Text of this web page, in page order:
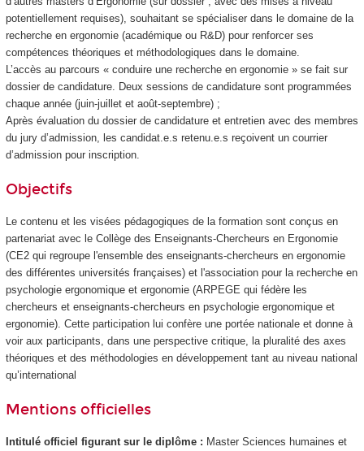
potentiellement requises), souhaitant se spécialiser dans le domaine de la
recherche en ergonomie (académique ou R&D) pour renforcer ses
compétences théoriques et méthodologiques dans le domaine.
L’accès au parcours « conduire une recherche en ergonomie » se fait sur
dossier de candidature. Deux sessions de candidature sont programmées
chaque année (juin-juillet et août-septembre) ;
Après évaluation du dossier de candidature et entretien avec des membres
du jury d’admission, les candidat.e.s retenu.e.s reçoivent un courrier
d’admission pour inscription.
Objectifs
Le contenu et les visées pédagogiques de la formation sont conçus en
partenariat avec le Collège des Enseignants-Chercheurs en Ergonomie
(CE2 qui regroupe l'ensemble des enseignants-chercheurs en ergonomie
des différentes universités françaises) et l'association pour la recherche en
psychologie ergonomique et ergonomie (ARPEGE qui fédère les
chercheurs et enseignants-chercheurs en psychologie ergonomique et
ergonomie). Cette participation lui confère une portée nationale et donne à
voir aux participants, dans une perspective critique, la pluralité des axes
théoriques et des méthodologies en développement tant au niveau national
qu’international
Mentions officielles
Intitulé officiel figurant sur le diplôme : Master Sciences humaines et